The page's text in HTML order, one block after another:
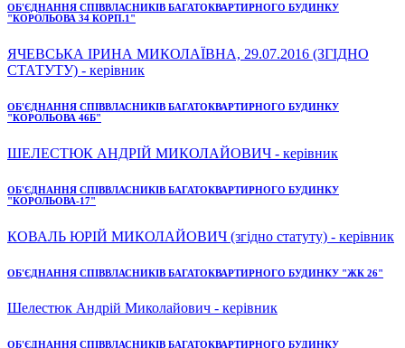
ОБ'ЄДНАННЯ СПІВВЛАСНИКІВ БАГАТОКВАРТИРНОГО БУДИНКУ
"КОРОЛЬОВА 34 КОРП.1"
ЯЧЕВСЬКА ІРИНА МИКОЛАЇВНА, 29.07.2016 (ЗГІДНО
СТАТУТУ) - керівник
ОБ'ЄДНАННЯ СПІВВЛАСНИКІВ БАГАТОКВАРТИРНОГО БУДИНКУ
"КОРОЛЬОВА 46Б"
ШЕЛЕСТЮК АНДРІЙ МИКОЛАЙОВИЧ - керівник
ОБ'ЄДНАННЯ СПІВВЛАСНИКІВ БАГАТОКВАРТИРНОГО БУДИНКУ
"КОРОЛЬОВА-17"
КОВАЛЬ ЮРІЙ МИКОЛАЙОВИЧ (згідно статуту) - керівник
ОБ'ЄДНАННЯ СПІВВЛАСНИКІВ БАГАТОКВАРТИРНОГО БУДИНКУ "ЖК 26"
Шелестюк Андрій Миколайович - керівник
ОБ'ЄДНАННЯ СПІВВЛАСНИКІВ БАГАТОКВАРТИРНОГО БУДИНКУ